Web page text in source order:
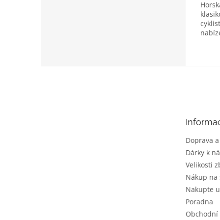
z
5
Doprava
Dárky k
Velikosti
Nákup na
Nakupte
Poradna